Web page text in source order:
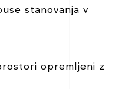
stanovanja v
opremljeni z